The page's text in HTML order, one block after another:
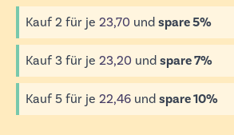
Kauf 2 für je 23,70 und spare5%
Kauf 3 für je 23,20 und spare7%
Kauf 5 für je 22,46 und spare10%